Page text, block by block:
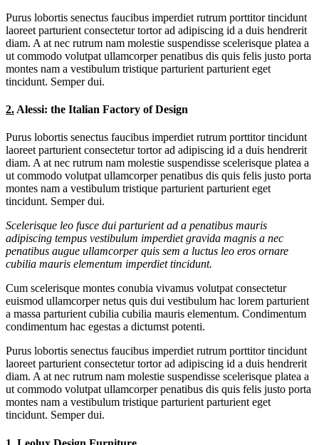
Purus lobortis senectus faucibus imperdiet rutrum porttitor tincidunt
laoreet parturient consectetur tortor ad adipiscing id a duis hendrerit
diam. A at nec rutrum nam molestie suspendisse scelerisque platea a
ut commodo volutpat ullamcorper penatibus dis quis felis justo porta
montes nam a vestibulum tristique parturient parturient eget
tincidunt. Semper dui.
2. Alessi: the Italian Factory of Design
Purus lobortis senectus faucibus imperdiet rutrum porttitor tincidunt
laoreet parturient consectetur tortor ad adipiscing id a duis hendrerit
diam. A at nec rutrum nam molestie suspendisse scelerisque platea a
ut commodo volutpat ullamcorper penatibus dis quis felis justo porta
montes nam a vestibulum tristique parturient parturient eget
tincidunt. Semper dui.
Scelerisque leo fusce dui parturient ad a penatibus mauris
adipiscing tempus vestibulum imperdiet gravida magnis a nec
penatibus augue ullamcorper quis sem a luctus leo eros ornare
cubilia mauris elementum imperdiet tincidunt.
Cum scelerisque montes conubia vivamus volutpat consectetur
euismod ullamcorper netus quis dui vestibulum hac lorem parturient
a massa parturient cubilia cubilia mauris elementum. Condimentum
condimentum hac egestas a dictumst potenti.
Purus lobortis senectus faucibus imperdiet rutrum porttitor tincidunt
laoreet parturient consectetur tortor ad adipiscing id a duis hendrerit
diam. A at nec rutrum nam molestie suspendisse scelerisque platea a
ut commodo volutpat ullamcorper penatibus dis quis felis justo porta
montes nam a vestibulum tristique parturient parturient eget
tincidunt. Semper dui.